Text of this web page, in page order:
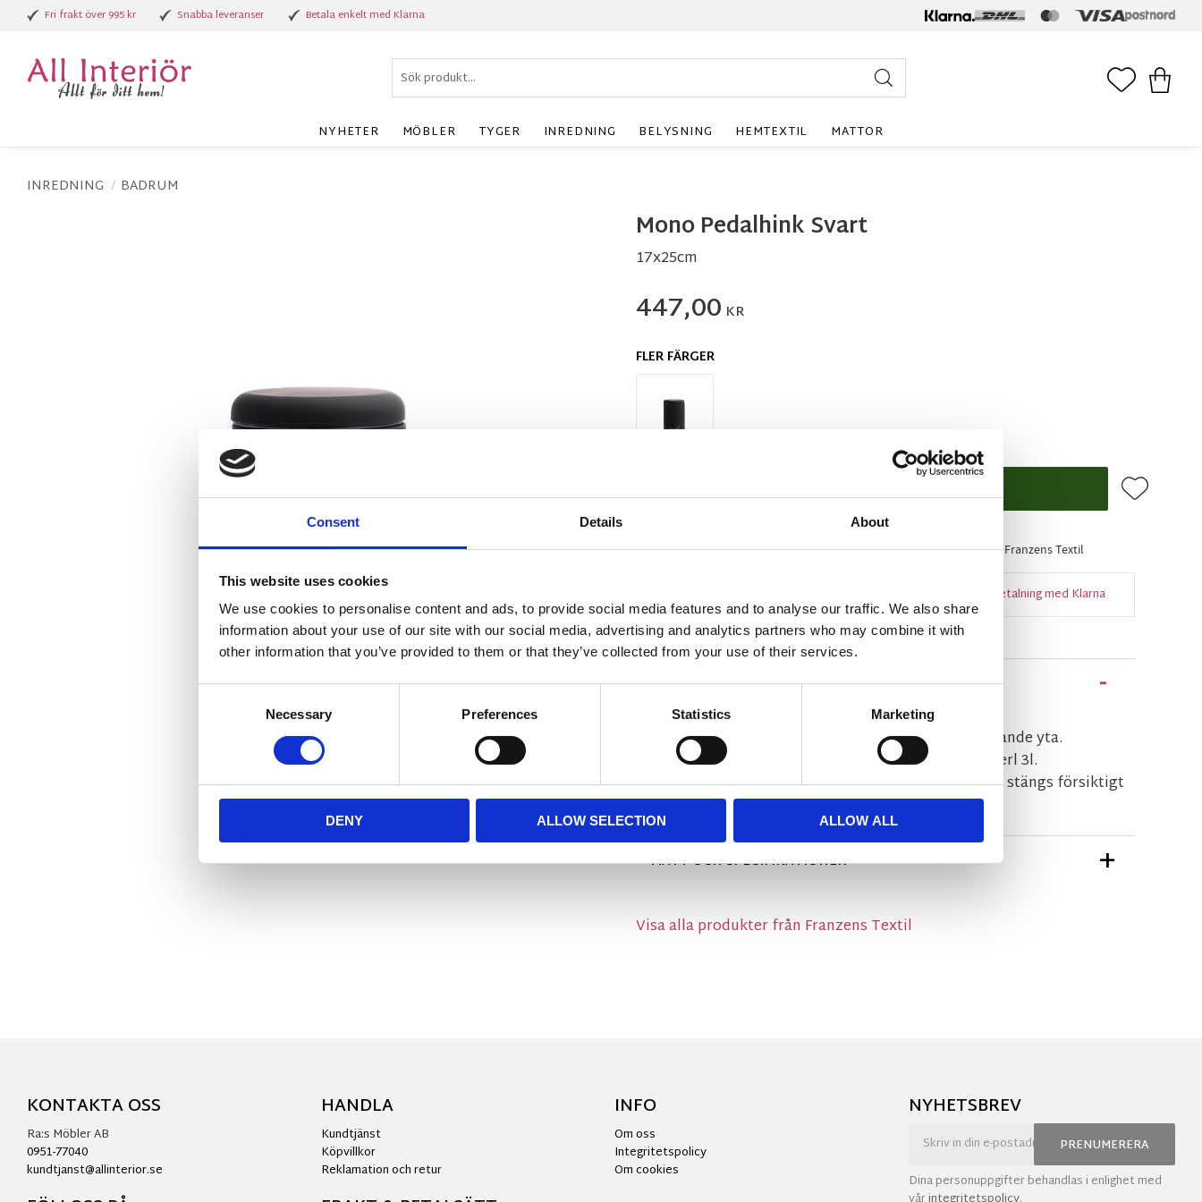
Consent Details About
This website uses cookies
We use cookies to personalise content and ads, to provide social media features and to analyse our traffic. We also share
information about your use of our site with our social media, advertising and analytics partners who may combine it with
other information that you’ve provided to them or that they’ve collected from your use of their services.
Necessary Preferences Statistics Marketing
DENY ALLOW SELECTION ALLOW ALL
Fri frakt över 995 kr Snabba leveranser Betala enkelt med Klarna
NYHETER MÖBLER TYGER INREDNING BELYSNING HEMTEXTIL MATTOR
INREDNING BADRUM
Mono Pedalhink Svart
17x25cm
447,00 KR
FLER FÄRGER
st KÖP Lägg till i
Lagerstatus 1 st i lager Artikelnr 976007 Tillverkare Franzens Textil
Enkel betalning med Klarna
BESKRIVNING
Snygg och stilren pedalhink i svart med gummiliknande yta.
Pedalhinken har en plasthink som insats och rymmerl 3l.
Pedalhinken har också soft close som gör att locket stängs försiktigt
och ljudlöst.
MÅTT OCH SPECIFIKATIONER
Visa alla produkter från Franzens Textil
KONTAKTA OSS
Ra:s Möbler AB
0951-77040
kundtjanst@allinterior.se
HANDLA
Kundtjänst
Köpvillkor
Reklamation och retur
INFO
Om oss
Integritetspolicy
Om cookies
NYHETSBREV
PRENUMERERA
Dina personuppgifter behandlas i enlighet med